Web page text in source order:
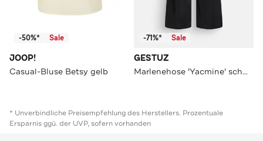
-50%* Sale
JOOP!
Casual-Bluse Betsy gelb
-71%* Sale
GESTUZ
Marlenehose 'Yacmine' schwarz
* Unverbindliche Preisempfehlung des Herstellers. Prozentuale
Ersparnis ggü. der UVP, sofern vorhanden